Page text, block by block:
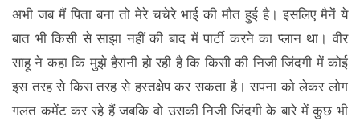
अभी जब मैं पिता बना तो मेरे चचेरे भाई की मौत हुई है। इसलिए मैनें ये
बात भी किसी से साझा नहीं की बाद में पार्टी करने का प्‍लान था। वीर
साहू ने कहा कि मुझे हैरानी हो रही है कि किसी की निजी जिंदगी में कोई
इस तरह से किस तरह से हस्‍तक्षेप कर सकता है। सपना को लेकर लोग
गलत कमेंट कर रहे हैं जबकि वो उसकी निजी जिंदगी के बारे में कुछ भी